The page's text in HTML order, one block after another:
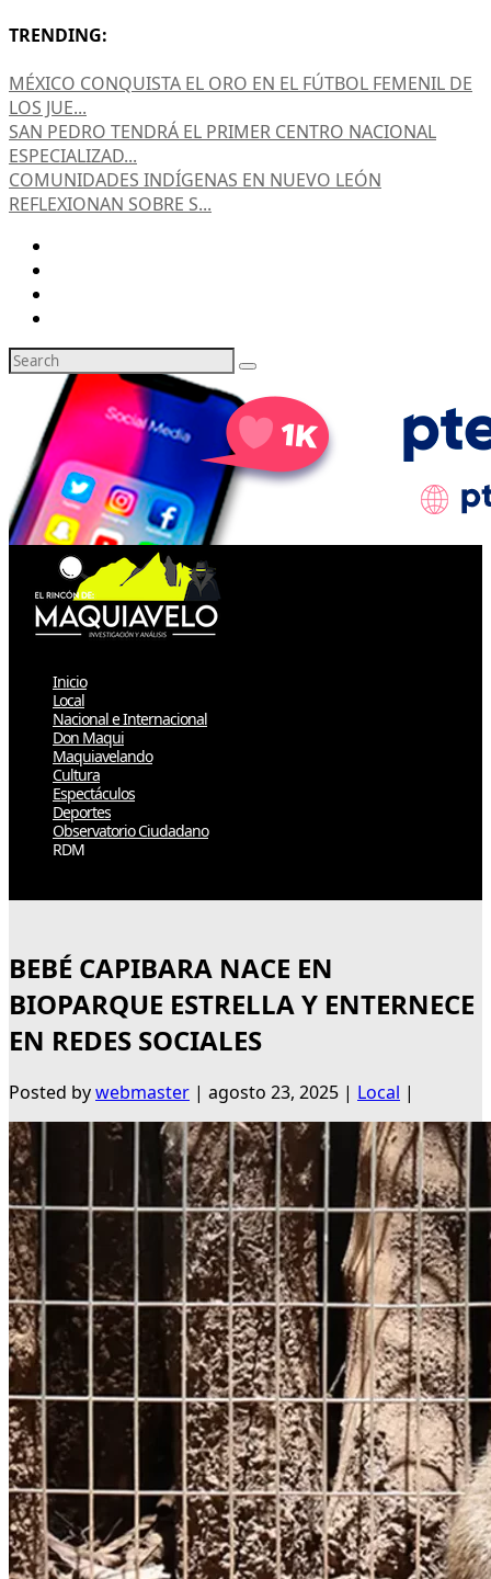
TRENDING:
MÉXICO CONQUISTA EL ORO EN EL FÚTBOL FEMENIL DE
LOS JUE...
SAN PEDRO TENDRÁ EL PRIMER CENTRO NACIONAL
ESPECIALIZAD...
COMUNIDADES INDÍGENAS EN NUEVO LEÓN
REFLEXIONAN SOBRE S...
Inicio
Local
Nacional e Internacional
Don Maqui
Maquiavelando
Cultura
Espectáculos
Deportes
Observatorio Ciudadano
RDM
BEBÉ CAPIBARA NACE EN
BIOPARQUE ESTRELLA Y ENTERNECE
EN REDES SOCIALES
Posted bywebmaster | agosto 23, 2025 | Local |